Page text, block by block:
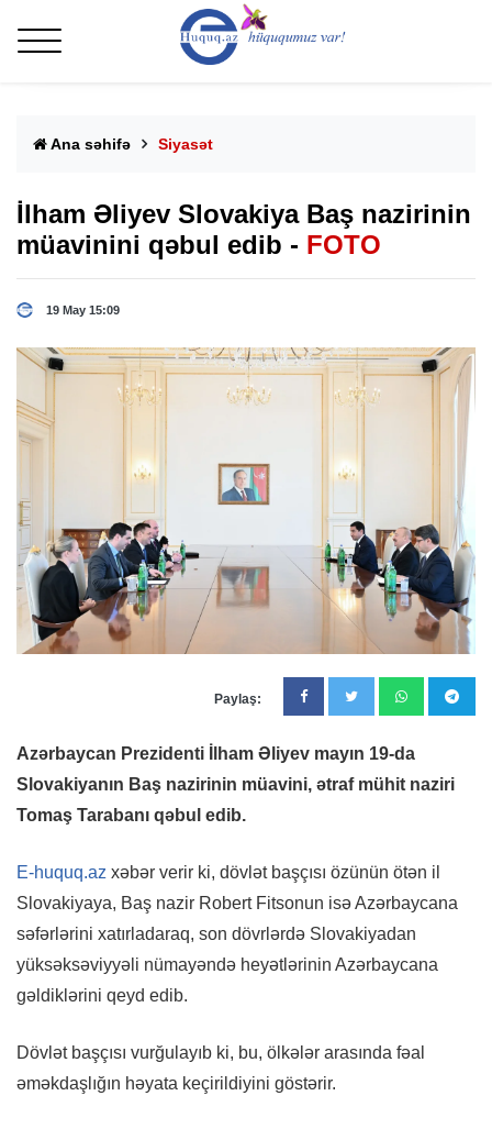
Ana səhifə Siyasət
İlham Əliyev Slovakiya Baş nazirinin
müavinini qəbul edib - FOTO
19 May 15:09
Paylaş:
Azərbaycan Prezidenti İlham Əliyev mayın 19-da
Slovakiyanın Baş nazirinin müavini, ətraf mühit naziri
Tomaş Tarabanı qəbul edib.
E-huquq.az xəbər verir ki, dövlət başçısı özünün ötən il
Slovakiyaya, Baş nazir Robert Fitsonun isə Azərbaycana
səfərlərini xatırladaraq, son dövrlərdə Slovakiyadan
yüksəksəviyyəli nümayəndə heyətlərinin Azərbaycana
gəldiklərini qeyd edib.
Dövlət başçısı vurğulayıb ki, bu, ölkələr arasında fəal
əməkdaşlığın həyata keçirildiyini göstərir.